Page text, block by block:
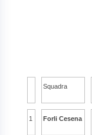
Squadra
1 Forli Cesena